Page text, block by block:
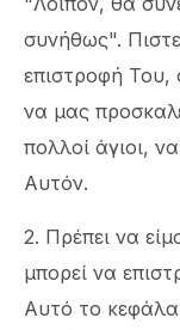
συνήθως".
επιστροφή Του,
να μας
πολλοί άγιοι,
Αυτόν.
2. Πρέπει να
μπορεί να
Αυτό το